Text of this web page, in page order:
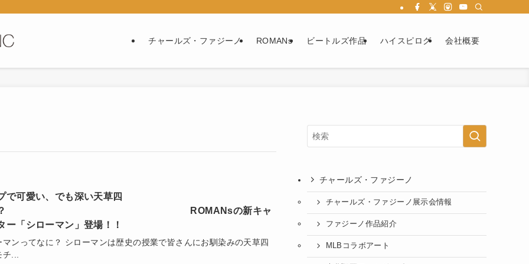
チャールズ・ファジーノ ROMANs ビートルズ作品 ハイスピログ 会社概要
で可愛い、でも深い天草四
！？ ROMANsの新キャ
ー「シローマン」登場！！
マンってなに？ シローマンは歴史の授業で皆さんにお馴染みの天草四
...
チャールズ・ファジーノ
チャールズ・ファジーノ展示会情報
ファジーノ作品紹介
MLBコラボアート